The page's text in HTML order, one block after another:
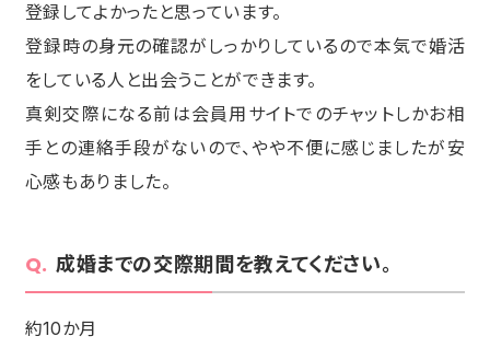
登録してよかったと思っています。
登録時の身元の確認がしっかりしているので本気で婚活
をしている人と出会うことができます。
真剣交際になる前は会員用サイトでのチャットしかお相
手との連絡手段がないので、やや不便に感じましたが安
心感もありました。
成婚までの交際期間を教えてください。
約10か月